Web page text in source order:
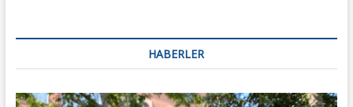
HABERLER